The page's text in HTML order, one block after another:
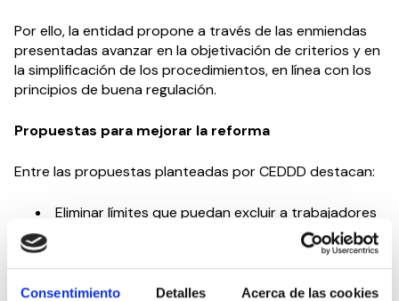
Consentimiento Detalles Acerca de las cookies
Por ello, la entidad propone a través de las enmiendas
presentadas avanzar en la objetivación de criterios y en
la simplificación de los procedimientos, en línea con los
principios de buena regulación.
Propuestas para mejorar la reforma
Entre las propuestas planteadas por CEDDD destacan:
Eliminar límites que puedan excluir a trabajadores
vulnerables, sustituyéndolos por criterios
proporcionales
Adaptar los mecanismos de control a la realidad
de las patologías crónicas